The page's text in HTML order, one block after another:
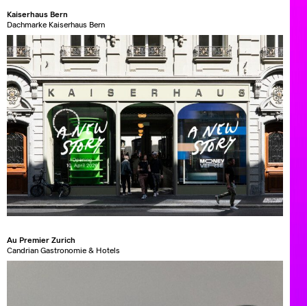
Kaiserhaus Bern
Dachmarke Kaiserhaus Bern
Au Premier Zurich
Candrian Gastronomie & Hotels